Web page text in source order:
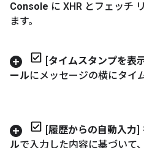
Console に XHR とフェッチ
ます。
タイムスタンプを表
ールにメッセージの横にタイ
履歴からの自動入力
ルで入力した内容に基づいて